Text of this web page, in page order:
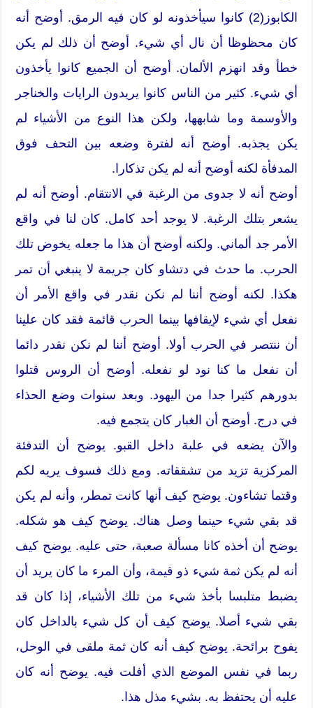
الكابوز(2) كانوا سيأخذونه لو كان فيه الرمق. أوضح أنه
كان محظوظا أن نال أي شيء. أوضح أن ذلك لم يكن
خطأ وقد انهزم الألمان. أوضح أن الجميع كانوا يأخذون
أي شيء. كثير من الناس كانوا يريدون الرايات والخناجر
والأوسمة وما شابهها، ولكن هذا النوع من الأشياء لم
يكن يجذبه. أوضح أنه لفترة وضعه بين التحف فوق
المدفأة لكنه أوضح أنه لم يكن تذكارا.
أوضح أنه لا جدوى من الرغبة في الانتقام. أوضح أنه لم
يشعر بتلك الرغبة. لا يوجد أحد كامل. كان لنا في واقع
الأمر جد ألماني. ولكنه أوضح أن هذا ما جعله يخوض تلك
الحرب. ما حدث في دتشاو كان جريمة لا ينبغي أن تمر
هكذا. لكنه أوضح أننا لم نكن نقدر في واقع الأمر أن
نفعل أي شيء لإيقافها بينما الحرب قائمة فقد كان علينا
أن ننتصر في الحرب أولا. أوضح أننا لم نكن نقدر دائما
أن نفعل ما كنا نود لو نفعله. أوضح أن الروس قتلوا
بدورهم كثيرا جدا من اليهود. وبعد سنوات وضع الحذاء
في درج. أوضح أن الغبار كان يتجمع فيه.
والآن يضعه في علبة داخل القبو. يوضح أن التدفئة
المركزية تزيد من تشققاته. ومع ذلك فسوف يريه لكم
وقتما تشاءون. يوضح كيف أنها كانت تمطر، وأنه لم يكن
قد بقي شيء حينما وصل هناك. يوضح كيف هو شكله.
يوضح أن أخذه كانا مسألة صعبة، حتى عليه. يوضح كيف
أنه لم يكن ثمة شيء ذو قيمة، وأن المرء ما كان يريد أن
يضبط متلبسا بأخذ شيء من تلك الأشياء، إذا كان قد
بقي شيء أصلا. يوضح كيف أن كل شيء بالداخل كان
يفوح برائحة. يوضح كيف أنه كان ثمة ملقى في الوحل،
ربما في نفس الموضع الذي أفلت فيه. يوضح أنه كان
عليه أن يحتفظ به. بشيء مذل هذا.